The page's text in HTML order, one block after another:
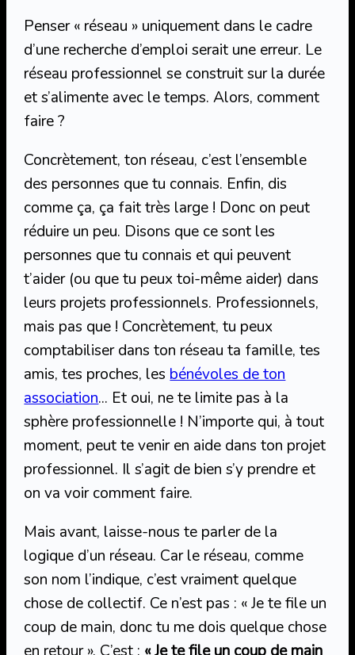
Penser « réseau » uniquement dans le cadre
d’une recherche d’emploi serait une erreur. Le
réseau professionnel se construit sur la durée
et s’alimente avec le temps. Alors, comment
faire ?
Concrètement, ton réseau, c’est l’ensemble
des personnes que tu connais. Enfin, dis
comme ça, ça fait très large ! Donc on peut
réduire un peu. Disons que ce sont les
personnes que tu connais et qui peuvent
t’aider (ou que tu peux toi-même aider) dans
leurs projets professionnels. Professionnels,
mais pas que ! Concrètement, tu peux
comptabiliser dans ton réseau ta famille, tes
amis, tes proches, les bénévoles de ton
association… Et oui, ne te limite pas à la
sphère professionnelle ! N’importe qui, à tout
moment, peut te venir en aide dans ton projet
professionnel. Il s’agit de bien s’y prendre et
on va voir comment faire.
Mais avant, laisse-nous te parler de la
logique d’un réseau. Car le réseau, comme
son nom l’indique, c’est vraiment quelque
chose de collectif. Ce n’est pas : « Je te file un
coup de main, donc tu me dois quelque chose